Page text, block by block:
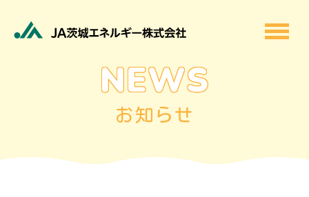
NEWS
お知らせ